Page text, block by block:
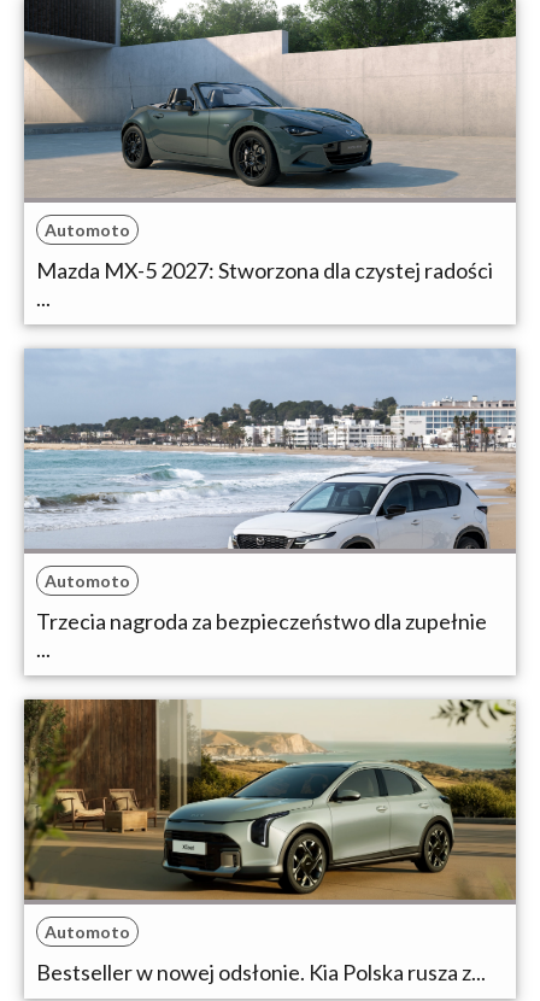
Automoto
Mazda MX-5 2027: Stworzona dla czystej radości
...
Automoto
Trzecia nagroda za bezpieczeństwo dla zupełnie
...
Automoto
Bestseller w nowej odsłonie. Kia Polska rusza z...